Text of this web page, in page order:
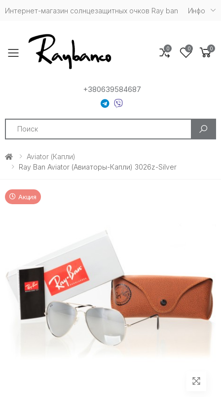
Интернет-магазин солнцезащитных очков Ray ban Инфо
Toggle mobile menu
+380639584687
Search
0 0 0
Aviator (капли)
Ray Ban Aviator (Авиаторы-Капли) 3026z-Silver
Акция